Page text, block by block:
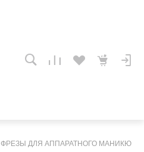
ФРЕЗЫ ДЛЯ АППАРАТНОГО